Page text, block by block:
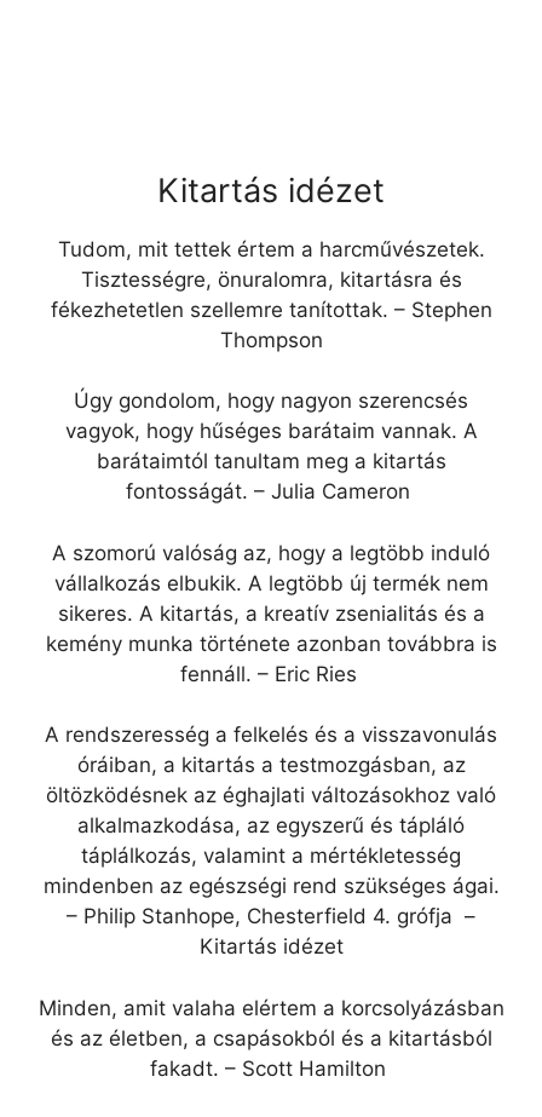
Kitartás idézet
Tudom, mit tettek értem a harcművészetek.
Tisztességre, önuralomra, kitartásra és
fékezhetetlen szellemre tanítottak. – Stephen
Thompson
Úgy gondolom, hogy nagyon szerencsés
vagyok, hogy hűséges barátaim vannak. A
barátaimtól tanultam meg a kitartás
fontosságát. – Julia Cameron
A szomorú valóság az, hogy a legtöbb induló
vállalkozás elbukik. A legtöbb új termék nem
sikeres. A kitartás, a kreatív zsenialitás és a
kemény munka története azonban továbbra is
fennáll. – Eric Ries
A rendszeresség a felkelés és a visszavonulás
óráiban, a kitartás a testmozgásban, az
öltözködésnek az éghajlati változásokhoz való
alkalmazkodása, az egyszerű és tápláló
táplálkozás, valamint a mértékletesség
mindenben az egészségi rend szükséges ágai.
– Philip Stanhope, Chesterfield 4. grófja –
Kitartás idézet
Minden, amit valaha elértem a korcsolyázásban
és az életben, a csapásokból és a kitartásból
fakadt. – Scott Hamilton